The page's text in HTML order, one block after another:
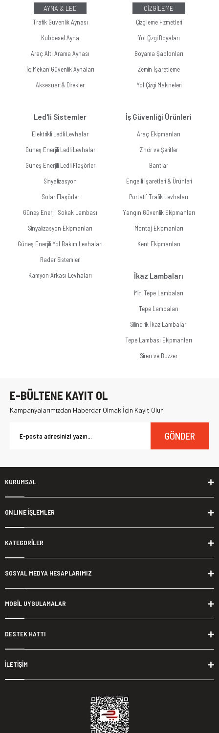
AYNA & LED
Trafik Güvenlik Aynası
Kubbesel Ayna
Araç Altı Arama Aynası
İç Mekan Güvenlik Aynaları
Aksesuar & Direkler
Led'li Sistemler
Elektrikli Ledli Levhalar
Güneş Enerjili Ledli Levhalar
Güneş Enerjili Ledli Flaşörler
Sinyalizasyon
Solar Flaşörler
Güneş Enerjili Sokak Lambası
Sinyalizasyon Ekipmanları
Güneş Enerjili Yol Bakım Levhaları
Radar Sistemleri
Kamyon Arkası Levhaları
ÇİZGİLEME
Çizgileme Hizmetleri
Yol Çizgi Boyaları
Boyama Şablonları
Zemin İşaretleme
Yol Çizgi Makineleri
İş Güvenliği Ürünleri
Araç Ekipmanları
Zincir ve Şeritler
Bantlar
Engelli İşaretleri & Ürünleri
Portatif Trafik Levhaları
Yangın Güvenlik Ekipmanları
Montaj Ekipmanları
Kent Ekipmanları
İkaz Lambaları
Mini Tepe Lambaları
Tepe Lambaları
Silindirik İkaz Lambaları
Tepe Lambası Ekipmanları
Siren ve Buzzer
E-BÜLTENE KAYIT OL
Kampanyalarımızdan Haberdar Olmak İçin Kayıt Olun
GÖNDER
KURUMSAL
ONLINE İŞLEMLER
KATEGORİLER
SOSYAL MEDYA HESAPLARIMIZ
MOBİL UYGULAMALAR
DESTEK HATTI
İLETİŞİM